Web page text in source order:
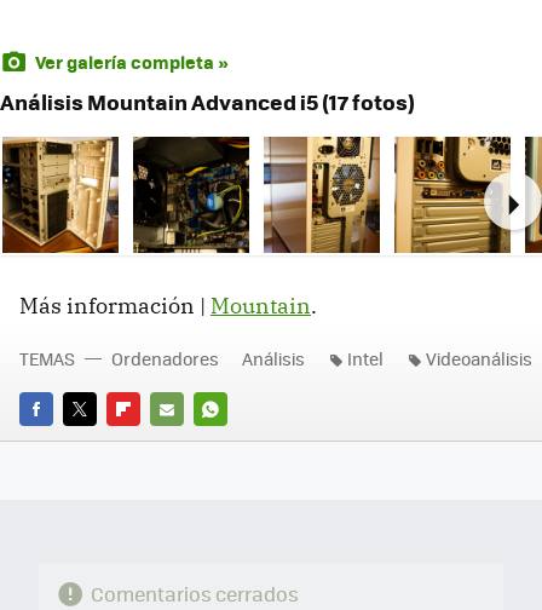
Ver galería completa »
Análisis Mountain Advanced i5 (17 fotos)
Más información | Mountain.
FACEBOOK
TWITTERFLIPBOARD
E-
WHATSAPP
TEMAS Ordenadores Análisis Intel Videoanálisis
Comentarios cerrados